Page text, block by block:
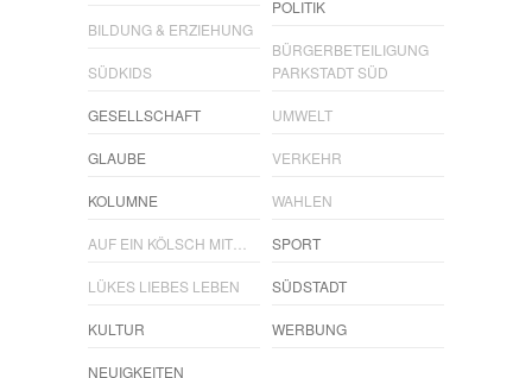
BILDUNG & ERZIEHUNG
SÜDKIDS
GESELLSCHAFT
GLAUBE
KOLUMNE
AUF EIN KÖLSCH MIT…
LÜKES LIEBES LEBEN
KULTUR
NEUIGKEITEN
POLITIK
BÜRGERBETEILIGUNG
PARKSTADT SÜD
UMWELT
VERKEHR
WAHLEN
SPORT
SÜDSTADT
WERBUNG